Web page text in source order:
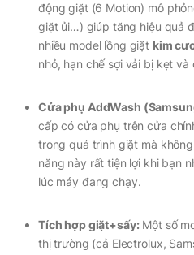
động giặt (6 Motion) mô
giặt ủi…) giúp tăng hiệu quả
nhiều model lồng giặt kim
nhỏ, hạn chế sợi vải bị kẹt
Cửa phụ AddWash
cấp có cửa phụ trên cửa
trong quá trình giặt mà
năng này rất tiện lợi khi bạn
lúc máy đang chạy.
Tích hợp giặt+sấy:Một số
thị trường (cả Electrolux,